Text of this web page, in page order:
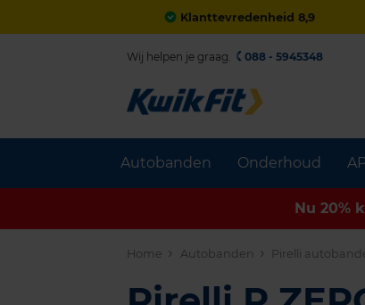
Klanttevredenheid 8,9
Autobanden Onderhoud
Wij helpen je graag. 088 - 5945348
Nu 20%
Home Autobanden Pirelli